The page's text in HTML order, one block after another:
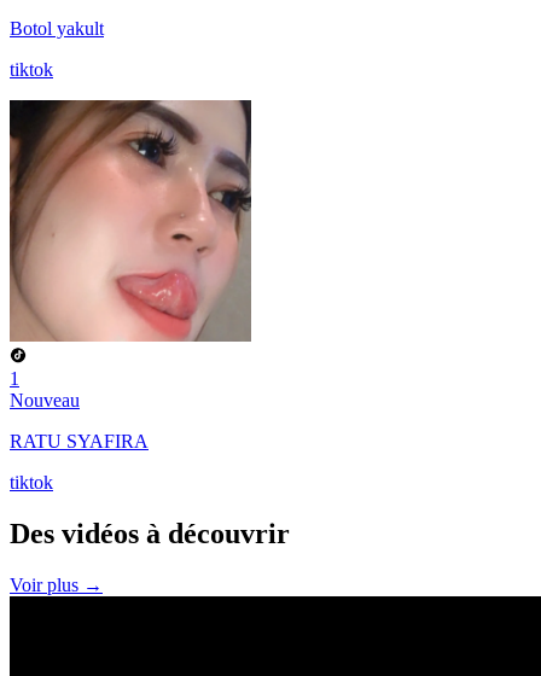
Botol yakult
tiktok
1
Nouveau
RATU SYAFIRA
tiktok
Des vidéos à découvrir
Voir plus →